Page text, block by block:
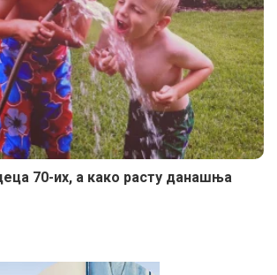
70-их, а како расту данашња